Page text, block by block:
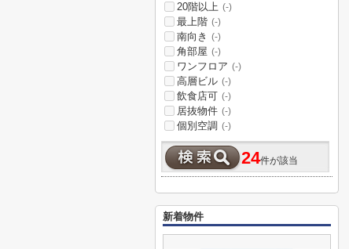
20階以上 (-)
最上階 (-)
南向き (-)
角部屋 (-)
ワンフロア (-)
高層ビル (-)
飲食店可 (-)
居抜物件 (-)
個別空調 (-)
24件が該当
新着物件